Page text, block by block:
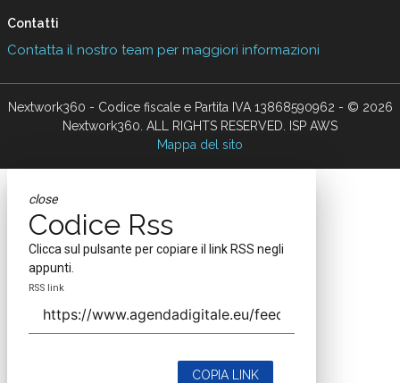
Contatti
Contatta il nostro team per maggiori informazioni
Nextwork360 - Codice fiscale e Partita IVA 13868590962 - © 2026
Nextwork360. ALL RIGHTS RESERVED. ISP AWS
Mappa del sito
close
Codice Rss
Clicca sul pulsante per copiare il link RSS negli
appunti.
RSS link
COPIA LINK